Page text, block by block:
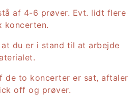
af 4-6 prøver. Evt. lidt flere
koncerten.
du er i stand til at arbejde
de to koncerter er sat, aftaler
off og prøver.